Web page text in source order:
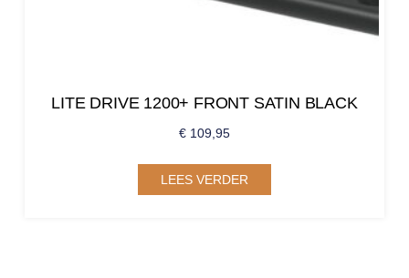
LITE DRIVE 1200+ FRONT SATIN BLACK
€ 109,95
LEES VERDER